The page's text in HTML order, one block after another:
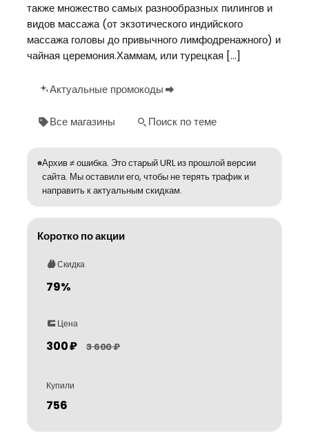
также множество самых разнообразных пилингов и
видов массажа (от экзотического индийского
массажа головы до привычного лимфодренажного) и
чайная церемония.Хаммам, или турецкая […]
Актуальные промокоды
Все магазины Поиск по теме
Архив ≠ ошибка. Это старый URL из прошлой версии
сайта. Мы оставили его, чтобы не терять трафик и
направить к актуальным скидкам.
Коротко по акции
Скидка
79%
Цена
300 ₽ 3 600 ₽
Купили
756